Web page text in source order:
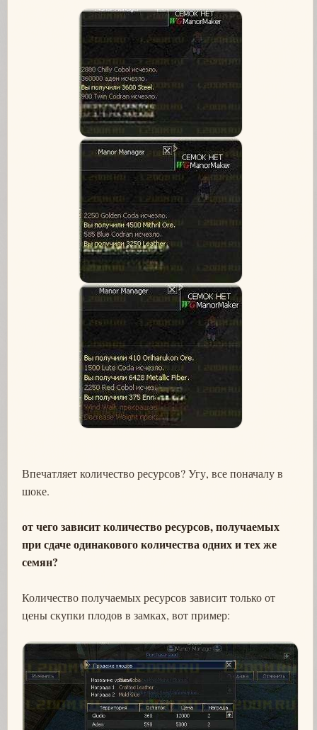
Впечатляет количество ресурсов? Угу, все поначалу в
шоке.
от чего зависит количество ресурсов, получаемых
при сдаче одинакового количества одних и тех же
семян?
Количество получаемых ресурсов зависит только от
цены скупки плодов в замках, вот пример: